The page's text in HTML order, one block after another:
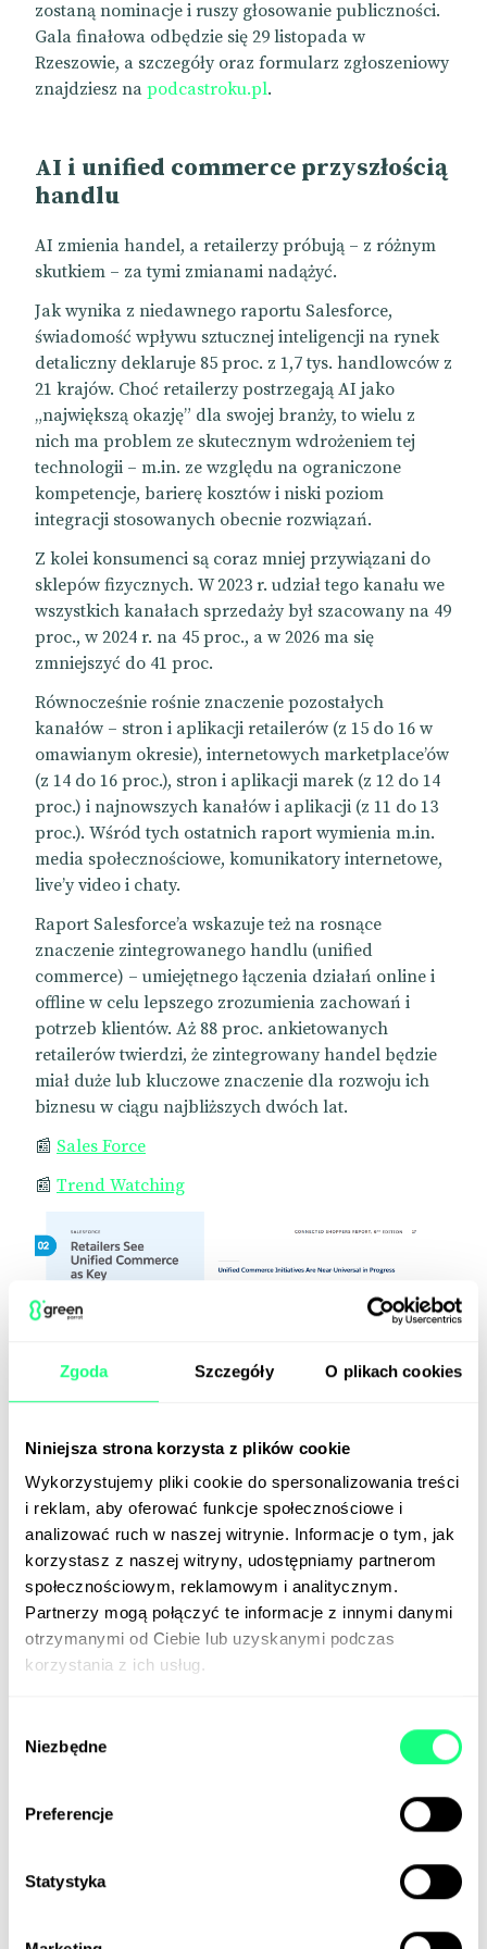
Zgoda Szczegóły O plikach cookies
Niniejsza strona korzysta z plików cookie
Wykorzystujemy pliki cookie do spersonalizowania treści
i reklam, aby oferować funkcje społecznościowe i
analizować ruch w naszej witrynie. Informacje o tym, jak
korzystasz z naszej witryny, udostępniamy partnerom
społecznościowym, reklamowym i analitycznym.
Partnerzy mogą połączyć te informacje z innymi danymi
otrzymanymi od Ciebie lub uzyskanymi podczas
korzystania z ich usług.
zgody
Niezbędne
Preferencje
Statystyka
zostaną nominacje i ruszy głosowanie publiczności.
Gala finałowa odbędzie się 29 listopada w
Rzeszowie, a szczegóły oraz formularz zgłoszeniowy
znajdziesz na podcastroku.pl.
AI i unified commerce przyszłością
handlu
AI zmienia handel, a retailerzy próbują – z różnym
skutkiem – za tymi zmianami nadążyć.
Jak wynika z niedawnego raportu Salesforce,
świadomość wpływu sztucznej inteligencji na rynek
detaliczny deklaruje 85 proc. z 1,7 tys. handlowców z
21 krajów. Choć retailerzy postrzegają AI jako
„największą okazję” dla swojej branży, to wielu z
nich ma problem ze skutecznym wdrożeniem tej
technologii – m.in. ze względu na ograniczone
kompetencje, barierę kosztów i niski poziom
integracji stosowanych obecnie rozwiązań.
Z kolei konsumenci są coraz mniej przywiązani do
sklepów fizycznych. W 2023 r. udział tego kanału we
wszystkich kanałach sprzedaży był szacowany na 49
proc., w 2024 r. na 45 proc., a w 2026 ma się
zmniejszyć do 41 proc.
Równocześnie rośnie znaczenie pozostałych
kanałów – stron i aplikacji retailerów (z 15 do 16 w
omawianym okresie), internetowych marketplace’ów
(z 14 do 16 proc.), stron i aplikacji marek (z 12 do 14
proc.) i najnowszych kanałów i aplikacji (z 11 do 13
proc.). Wśród tych ostatnich raport wymienia m.in.
media społecznościowe, komunikatory internetowe,
live’y video i chaty.
Raport Salesforce’a wskazuje też na rosnące
znaczenie zintegrowanego handlu (unified
commerce) – umiejętnego łączenia działań online i
offline w celu lepszego zrozumienia zachowań i
potrzeb klientów. Aż 88 proc. ankietowanych
retailerów twierdzi, że zintegrowany handel będzie
miał duże lub kluczowe znaczenie dla rozwoju ich
biznesu w ciągu najbliższych dwóch lat.
📰 Sales Force
📰 Trend Watching
Meta rozważa stworzenie sieci
sklepów naziemnych
W siłę unified commerce wierzy m.in. Meta.
której dotarł Business Insider, właściciel Facebooka
planuje uruchomienie sieci sklepów stacjonarnych.
szczególności gogle VR Meta Quest, inteligentne
okulary Ray-Ban Meta, wearables zasilane AI (Meta
jeszcze w tym roku) oraz rozmaite akcesoria i
czy ładowarki.